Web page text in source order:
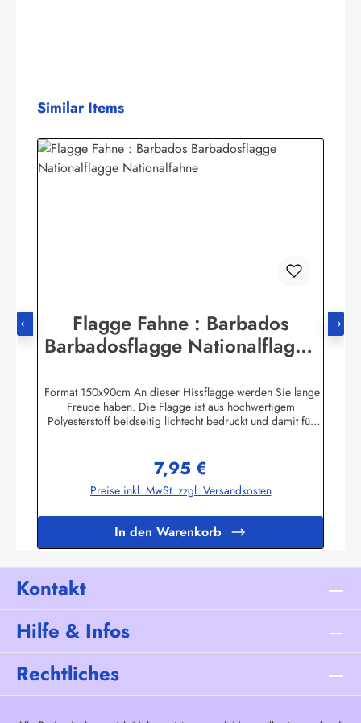
Produktgalerie überspringen
Similar Items
Flagge Fahne : Barbados
Barbadosflagge Nationalflagge
Format 150x90cm An dieser Hissflagge werden Sie lange
Freude haben. Die Flagge ist aus hochwertigem
Polyesterstoff beidseitig lichtecht bedruckt und damit für
zur Befestigung am Flaggenmast eingearbeitet. Die Flagge
hält deshalb auch mittlere Windgeschwindigkeiten aus. Ab
ca. 80 km/h sollte die Fahne jedoch eingeholt werden.Die
Temperatur gebügelt werden. Wir führen eine große
Auswahl an Länder- und Sonderflaggen, XXL-Flaggen,
Bootsflaggen und
TischflaggenHerstellerinformationen:Fahnen-Shop - Axel
BachKirchbergstr. 238444 Wolfsburgshop@fahnen.info
Regulärer Preis:
7,95 €
Preise inkl. MwSt. zzgl. Versandkosten
In den Warenkorb
Kontakt
Hilfe & Infos
Rechtliches